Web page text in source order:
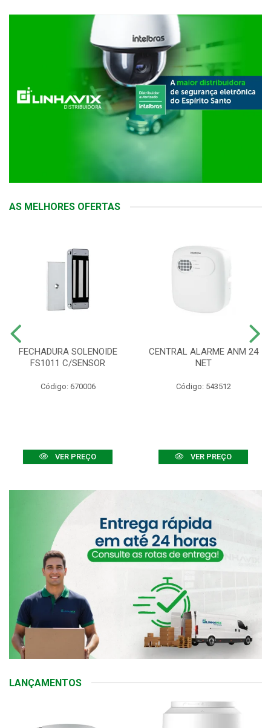
AS MELHORES OFERTAS
FECHADURA SOLENOIDE
FS1011 C/SENSOR
Código: 670006
VER PREÇO
CENTRAL ALARME ANM 24
NET
Código: 543512
VER PREÇO
LANÇAMENTOS